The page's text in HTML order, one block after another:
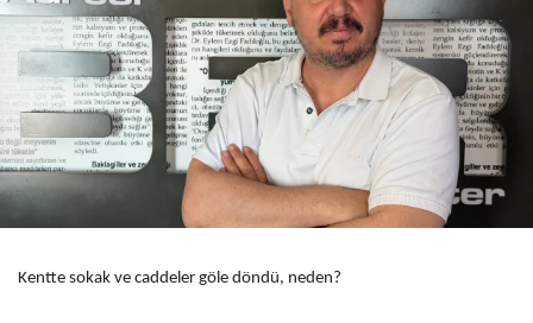
Kentte sokak ve caddeler göle döndü, neden?